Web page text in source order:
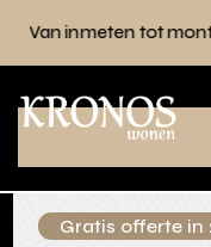
montage geregeld
Gratis offerte in